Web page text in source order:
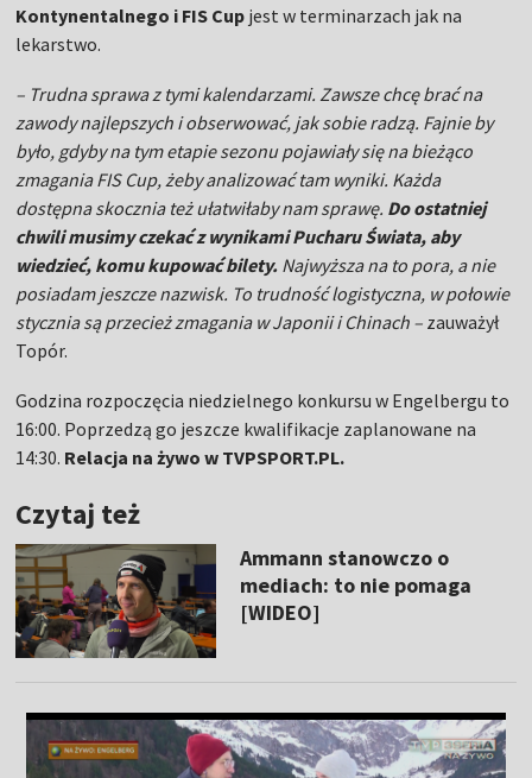
Kontynentalnego i FIS Cup jest w terminarzach jak na
lekarstwo.
– Trudna sprawa z tymi kalendarzami. Zawsze chcę brać na
zawody najlepszych i obserwować, jak sobie radzą. Fajnie by
było, gdyby na tym etapie sezonu pojawiały się na bieżąco
zmagania FIS Cup, żeby analizować tam wyniki. Każda
dostępna skocznia też ułatwiłaby nam sprawę. Do ostatniej
chwili musimy czekać z wynikami Pucharu Świata, aby
wiedzieć, komu kupować bilety. Najwyższa na to pora, a nie
posiadam jeszcze nazwisk. To trudność logistyczna, w połowie
stycznia są przecież zmagania w Japonii i Chinach – zauważył
Topór.
Godzina rozpoczęcia niedzielnego konkursu w Engelbergu to
16:00. Poprzedzą go jeszcze kwalifikacje zaplanowane na
14:30. Relacja na żywo w TVPSPORT.PL.
Czytaj też
Ammann stanowczo o
mediach: to nie pomaga
[WIDEO]